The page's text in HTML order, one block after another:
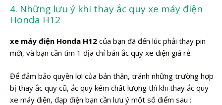
4. Những lưu ý khi thay ắc quy xe máy điện
Honda H12
xe máy điện Honda H12 của bạn đã đến lúc phải thay pin
mới, và bạn cần tìm 1 địa chỉ bán ắc quy xe điện giá rẻ.
Để đảm bảo quyền lợi của bản thân, tránh những trường hợp
bị thay ắc quy cũ, ắc quy kém chất lượng thì khi thay ắc quy
xe máy điện, đạp điện bạn cần lưu ý một số điểm sau :